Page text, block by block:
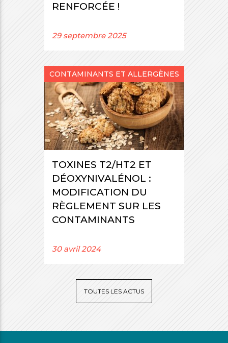
RENFORCÉE !
29 septembre 2025
CONTAMINANTS ET ALLERGÈNES
TOXINES T2/HT2 ET
DÉOXYNIVALÉNOL :
MODIFICATION DU
RÈGLEMENT SUR LES
CONTAMINANTS
30 avril 2024
TOUTES LES ACTUS